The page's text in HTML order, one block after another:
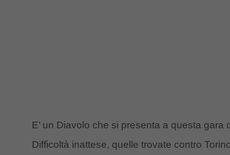
E’ un Diavolo che si presenta a questa
Difficoltà inattese, quelle trovate contro